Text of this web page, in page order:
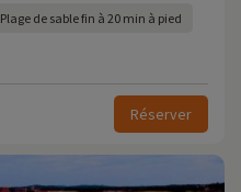
Plage de sable fin à 20 min à pied
Réserver